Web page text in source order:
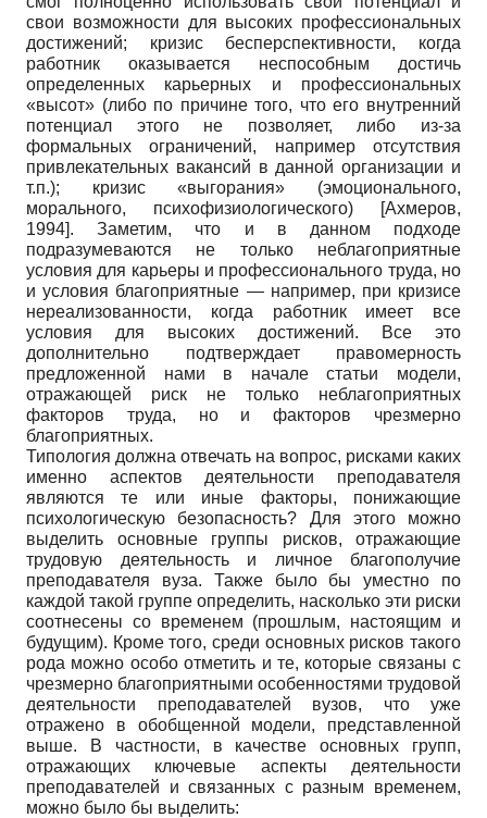
свои возможности для высоких профессиональных
достижений; кризис бесперспективности, когда
работник оказывается неспособным достичь
определенных карьерных и профессиональных
«высот» (либо по причине того, что его внутренний
потенциал этого не позволяет, либо из-за
формальных ограничений, например отсутствия
привлекательных вакансий в данной организации и
т.п.); кризис «выгорания» (эмоционального,
морального, психофизиологического)
[Ахмеров,
1994]. Заметим, что и в данном подходе
подразумеваются не только неблагоприятные
условия для карьеры и профессионального труда, но
и условия благоприятные — например, при кризисе
нереализованности, когда работник имеет все
условия для высоких достижений. Все это
дополнительно подтверждает правомерность
предложенной нами в начале статьи модели,
отражающей риск не только неблагоприятных
факторов труда, но и факторов чрезмерно
благоприятных.
Типология должна отвечать на вопрос, рисками каких
именно аспектов деятельности преподавателя
являются те или иные факторы, понижающие
психологическую безопасность? Для этого можно
выделить основные группы рисков, отражающие
трудовую деятельность и личное благополучие
преподавателя вуза. Также было бы уместно по
каждой такой группе определить, насколько эти риски
соотнесены со временем (прошлым, настоящим и
будущим). Кроме того, среди основных рисков такого
рода можно особо отметить и те, которые связаны с
чрезмерно благоприятными особенностями трудовой
деятельности преподавателей вузов, что уже
отражено в обобщенной модели, представленной
выше. В частности, в качестве основных групп,
отражающих ключевые аспекты деятельности
преподавателей и связанных с разным временем,
можно было бы выделить: